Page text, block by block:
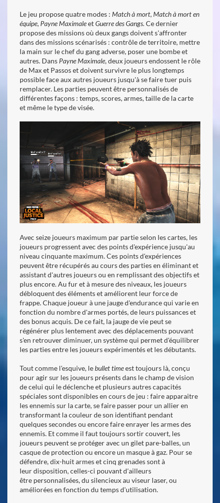
Le jeu propose quatre modes : Match à mort,Match à mort en
équipe, Payne MaximaleetGuerre des Gangs. Ce dernier
propose des missions où deux gangs doivent s'affronter
dans des missions scénarisés : contrôle de territoire, mettre
la main sur le chef du gang adverse, poser une bombe et
autres. Dans Payne Maximale, deux joueurs endossent le rôle
de Max et Passos et doivent survivre le plus longtemps
possible face aux autres joueurs jusqu'à se faire tuer puis
remplacer. Les parties peuvent être personnalisés de
différentes façons : temps, scores, armes, taille de la carte
et même le type de visée.
Avec seize joueurs maximum par partie selon les cartes, les
joueurs progressent avec des points d'expérience jusqu'au
niveau cinquante maximum. Ces points d'expériences
peuvent être récupérés au cours des parties en éliminant et
assistant d'autres joueurs ou en remplissant des objectifs et
plus encore. Au fur et à mesure des niveaux, les joueurs
débloquent des éléments et améliorent leur force de
frappe. Chaque joueur à une jauge d'endurance qui varie en
fonction du nombre d'armes portés, de leurs puissances et
des bonus acquis. De ce fait, la jauge de vie peut se
régénérer plus lentement avec des déplacements pouvant
s'en retrouver diminuer, un système qui permet d'équilibrer
les parties entre les joueurs expérimentés et les débutants.
Tout comme l'esquive, lebullet timeest toujours là, conçu
pour agir sur les joueurs présents dans le champ de vision
de celui qui le déclenche et plusieurs autres capacités
spéciales sont disponibles en cours de jeu : faire apparaitre
les ennemis sur la carte, se faire passer pour un allier en
transformant la couleur de son identifiant pendant
quelques secondes ou encore faire enrayer les armes des
ennemis. Et comme il faut toujours sortir couvert, les
joueurs peuvent se protéger avec un gilet pare-balles, un
casque de protection ou encore un masque à gaz. Pour se
défendre, dix-huit armes et cinq grenades sont à
leur disposition, celles-ci pouvant d'ailleurs
être personnalisées, du silencieux au viseur laser, ou
améliorées en fonction du temps d'utilisation.